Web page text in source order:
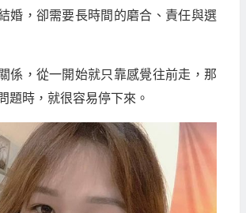
婚，卻需要長時間的磨合、責任與選
係，從一開始就只靠感覺往前走，那
題時，就很容易停下來。